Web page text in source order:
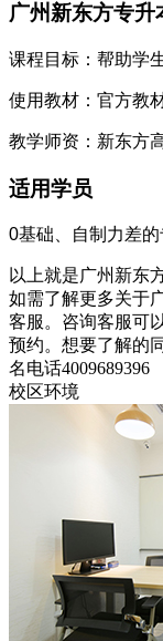
广州新东方专升
课程目标：帮助学
使用教材：官方教
教学师资：新东方
适用学员
0基础、自制力差
以上就是广州新东
如需了解更多关于
客服。咨询客服可
预约。想要了解的
名电话4009689396
校区环境